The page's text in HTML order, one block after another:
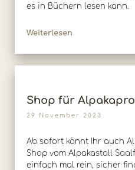
es in Büchern lesen kann.
Weiterlesen
Shop für
29 November 2023
Ab sofort könnt Ihr auch
Shop vom Alpakastall
einfach mal rein, sicher